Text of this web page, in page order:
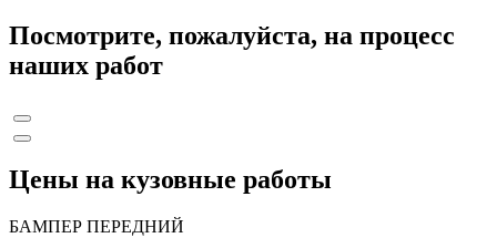
Посмотрите, пожалуйста, на процесс
наших работ
Цены на кузовные работы
БАМПЕР ПЕРЕДНИЙ